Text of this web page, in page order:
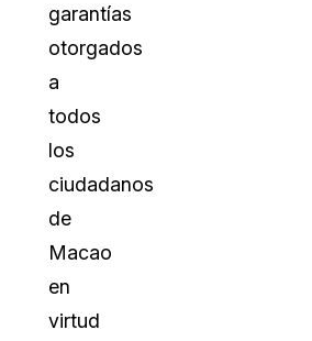
garantías
otorgados
a
todos
los
ciudadanos
de
Macao
en
virtud